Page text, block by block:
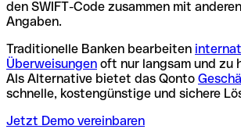
den SWIFT-Code zusammen mit
Angaben.
Traditionelle Banken bearbeiten
Überweisungen oft nur langsam und zu
Als Alternative bietet das Qonto
schnelle, kostengünstige und sichere
Jetzt Demo vereinbaren